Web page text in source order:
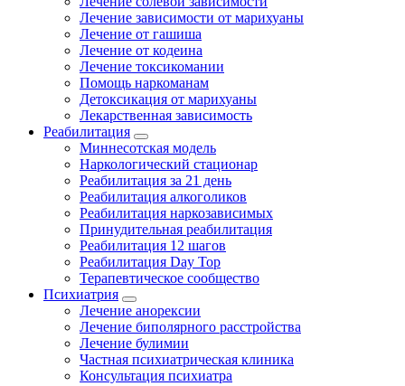
Лечение зависимости от марихуаны
Лечение от гашиша
Лечение от кодеина
Лечение токсикомании
Помощь наркоманам
Детоксикация от марихуаны
Лекарственная зависимость
Реабилитация
Миннесотская модель
Наркологический стационар
Реабилитация за 21 день
Реабилитация алкоголиков
Реабилитация наркозависимых
Принудительная реабилитация
Реабилитация 12 шагов
Реабилитация Day Top
Терапевтическое сообщество
Психиатрия
Лечение анорексии
Лечение биполярного расстройства
Лечение булимии
Частная психиатрическая клиника
Консультация психиатра